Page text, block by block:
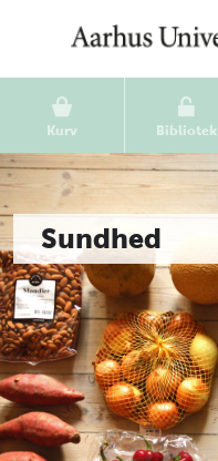
Kurv Bibliotek
Sundhed